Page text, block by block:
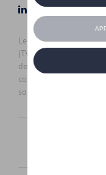
LinkedIn
Les prix affichés sur le
(TVAc), hors éventuels
de vente actuel et les
contacter votre
sont sujets à des